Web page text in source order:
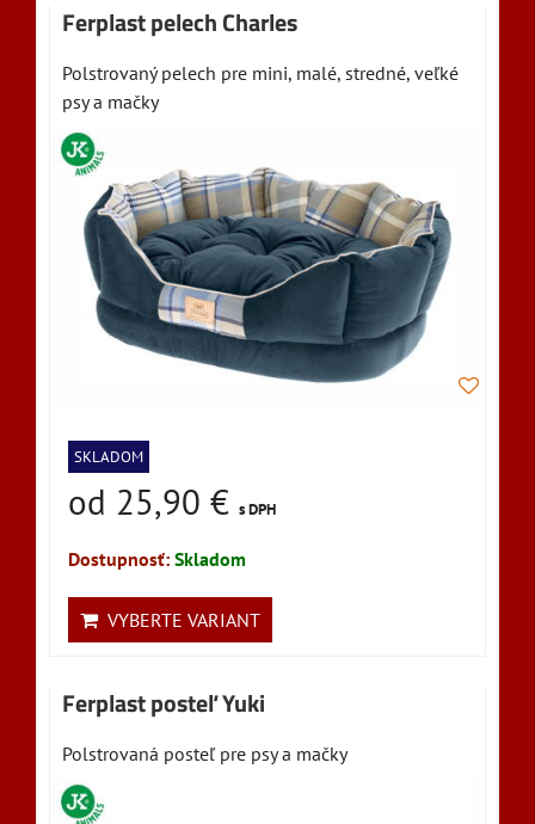
Ferplast pelech Charles
Polstrovaný pelech pre mini, malé, stredné, veľké
psy a mačky
SKLADOM
od 25,90 € s DPH
Dostupnosť: Skladom
VYBERTE VARIANT
Ferplast posteľ Yuki
Polstrovaná posteľ pre psy a mačky